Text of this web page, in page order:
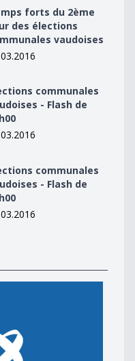
élections communales
forts du 2ème
des élections
vaudoises
- Flash de 17h00
communales
- Flash de
- Flash de 17h00
communales
- Flash de